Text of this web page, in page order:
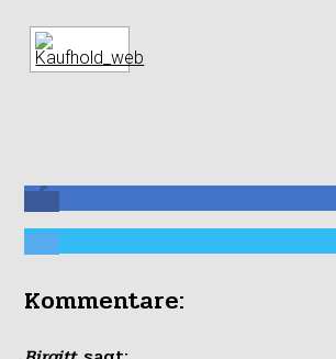
Kommentare: